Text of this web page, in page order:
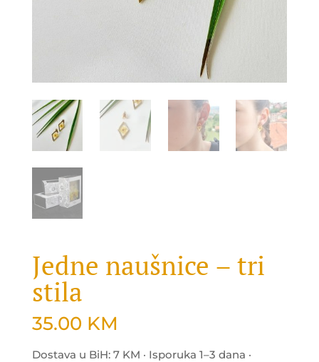
Jedne naušnice – tri
stila
35.00 KM
Dostava u BiH: 7 KM · Isporuka 1–3 dana ·